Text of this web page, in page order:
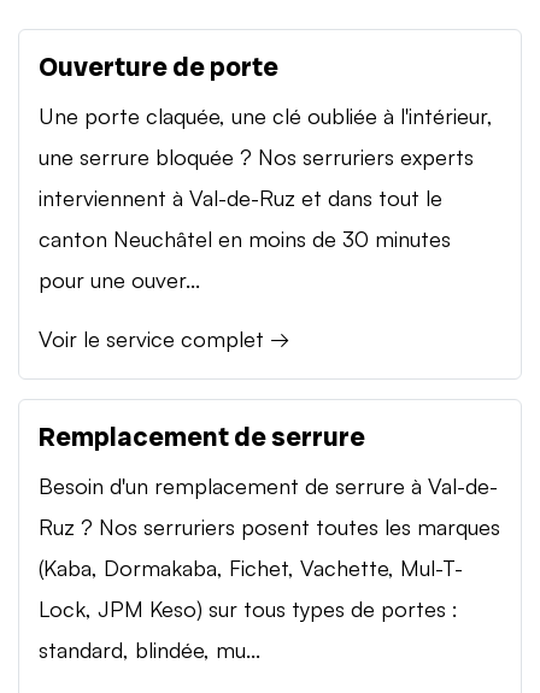
Ouverture de porte
Une porte claquée, une clé oubliée à l'intérieur,
une serrure bloquée ? Nos serruriers experts
interviennent à Val-de-Ruz et dans tout le
canton Neuchâtel en moins de 30 minutes
pour une ouver...
Voir le service complet →
Remplacement de serrure
Besoin d'un remplacement de serrure à Val-de-
Ruz ? Nos serruriers posent toutes les marques
(Kaba, Dormakaba, Fichet, Vachette, Mul-T-
Lock, JPM Keso) sur tous types de portes :
standard, blindée, mu...